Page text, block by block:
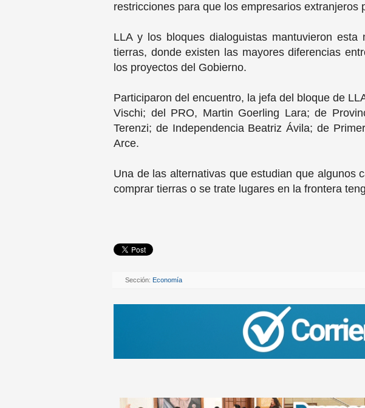
restricciones para que los empresarios extranjeros
LLA y los bloques dialoguistas mantuvieron
tierras, donde existen las mayores diferencias
los proyectos del Gobierno.
Participaron del encuentro, la jefa del bloque de
Vischi; del PRO, Martin Goerling Lara; de
Terenzi; de Independencia Beatriz Ávila; de
Arce.
Una de las alternativas que estudian que algunos
comprar tierras o se trate lugares en la frontera
Sección: Economía